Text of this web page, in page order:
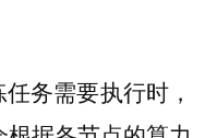
务需要执行时，